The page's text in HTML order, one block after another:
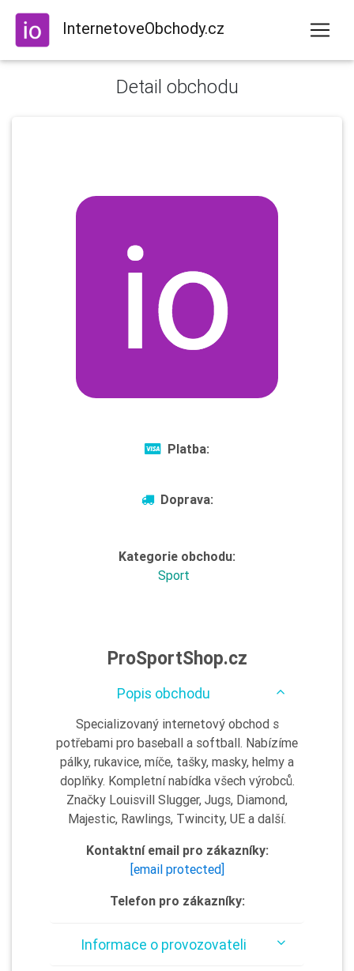
InternetoveObchody.cz
Detail obchodu
Platba:
Doprava:
Kategorie obchodu:
Sport
ProSportShop.cz
Popis obchodu
Specializovaný internetový obchod s
potřebami pro baseball a softball. Nabízíme
pálky, rukavice, míče, tašky, masky, helmy a
doplňky. Kompletní nabídka všech výrobců.
Značky Louisvill Slugger, Jugs, Diamond,
Majestic, Rawlings, Twincity, UE a další.
Kontaktní email pro zákazníky:
[email protected]
Telefon pro zákazníky:
Informace o provozovateli